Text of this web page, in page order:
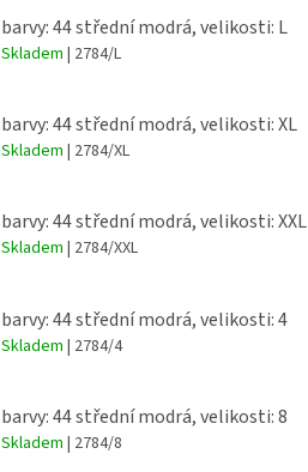
barvy: 44 střední modrá, velikosti: L
Skladem | 2784/L
barvy: 44 střední modrá, velikosti: XL
Skladem | 2784/XL
barvy: 44 střední modrá, velikosti: XXL
Skladem | 2784/XXL
barvy: 44 střední modrá, velikosti: 4
Skladem | 2784/4
barvy: 44 střední modrá, velikosti: 8
Skladem | 2784/8